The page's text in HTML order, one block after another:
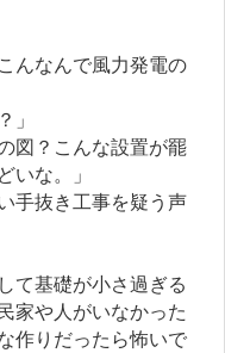
んなんで風力発電の
」
図？こんな設置が罷
いな。」
手抜き工事を疑う声
て基礎が小さ過ぎる
家や人がいなかった
作りだったら怖いで